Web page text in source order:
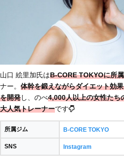
山口 絵里加氏はB-CORE TOKYOに所
ナー。 体幹を鍛えながらダイエット効
を開発し、のべ4,000人以上の女性たち
大人気トレーナーです
所属ジム B-CORE TOKYO
SNS Instagram